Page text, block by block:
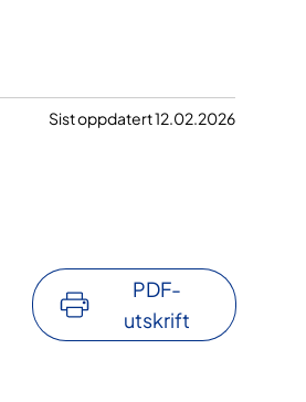
Sist oppdatert 12.02.2026
PDF-
utskrift